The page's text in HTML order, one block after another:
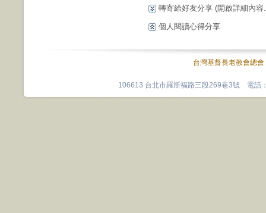
轉寄給好友分享 (開啟詳細內容
個人閱讀心得分享
台灣基督長老教會總會
106613 台北市羅斯福路三段269巷3號 電